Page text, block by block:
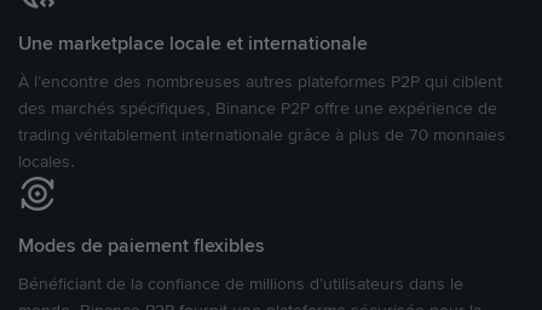
Une marketplace locale et internationale
À l’encontre des nombreuses autres plateformes P2P qui ciblent
des marchés spécifiques, Binance P2P offre une expérience de
trading véritablement internationale grâce à plus de 70 monnaies
locales.
Modes de paiement flexibles
Bénéficiant de la confiance de millions d’utilisateurs dans le